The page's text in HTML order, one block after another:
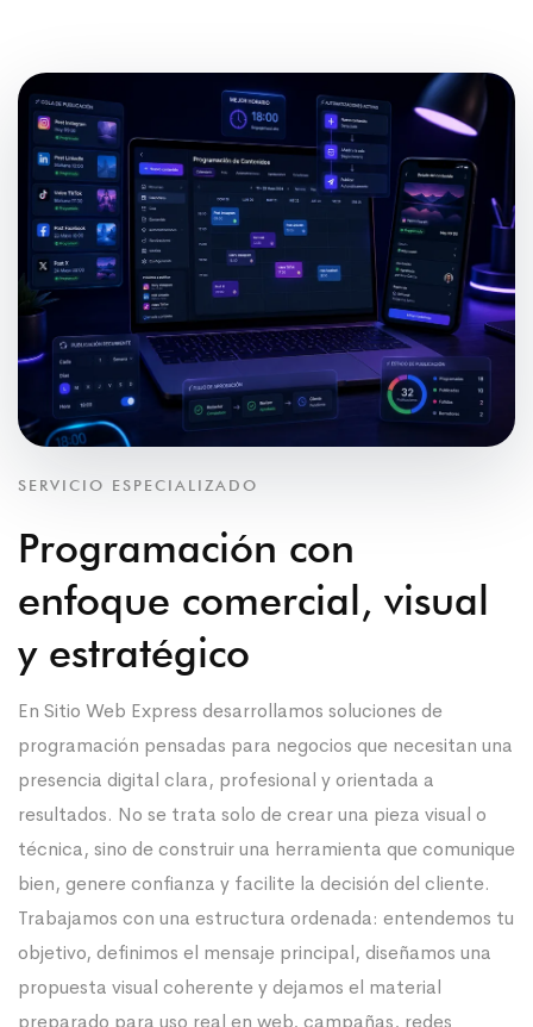
SERVICIO ESPECIALIZADO
Programación con
enfoque comercial, visual
y estratégico
En Sitio Web Express desarrollamos soluciones de
programación pensadas para negocios que necesitan una
presencia digital clara, profesional y orientada a
resultados. No se trata solo de crear una pieza visual o
técnica, sino de construir una herramienta que comunique
bien, genere confianza y facilite la decisión del cliente.
Trabajamos con una estructura ordenada: entendemos tu
objetivo, definimos el mensaje principal, diseñamos una
propuesta visual coherente y dejamos el material
preparado para uso real en web, campañas, redes